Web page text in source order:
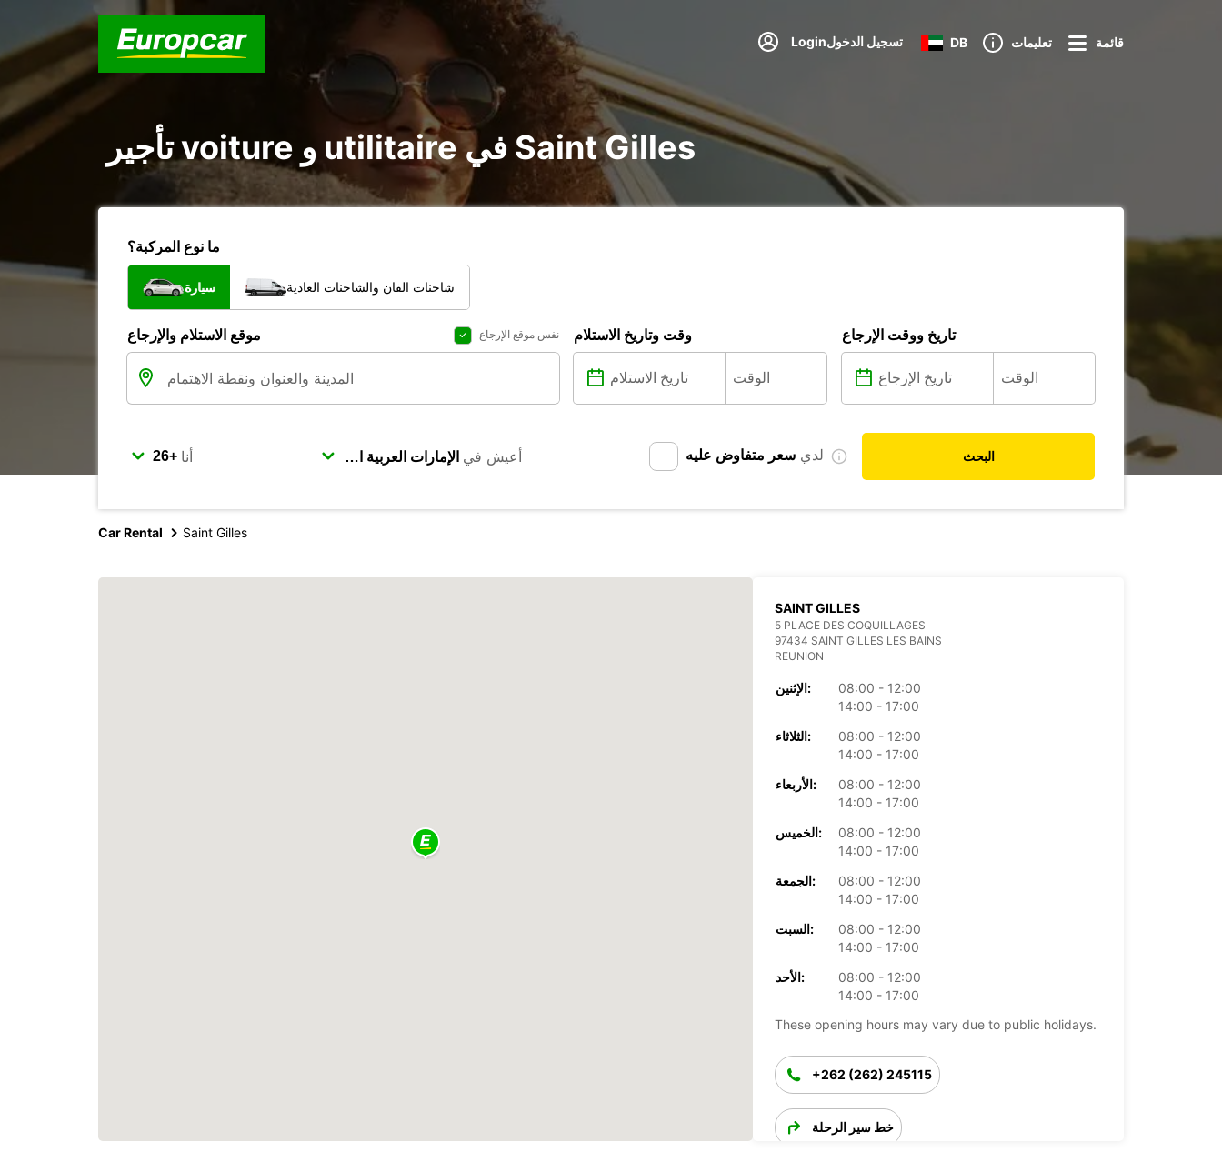
Loginتسجيل الدخول DB تعليمات قائمة
تأجير voiture و utilitaire في Saint Gilles
ما نوع المركبة؟
سيارة شاحنات الفان والشاحنات العادية
موقع الاستلام والإرجاع نفس موقع الإرجاع وقت وتاريخ الاستلام تاريخ ووقت الإرجاع
أنا أعيش في لدي سعر متفاوض عليه البحث
Car Rental Saint Gilles
SAINT GILLES
5 PLACE DES COQUILLAGES
97434 SAINT GILLES LES BAINS
REUNION
الإثنين:
08:00 - 12:00
14:00 - 17:00
الثلاثاء:
08:00 - 12:00
14:00 - 17:00
الأربعاء:
08:00 - 12:00
14:00 - 17:00
الخميس:
08:00 - 12:00
14:00 - 17:00
الجمعة:
08:00 - 12:00
14:00 - 17:00
السبت:
08:00 - 12:00
14:00 - 17:00
الأحد:
08:00 - 12:00
14:00 - 17:00
These opening hours may vary due to public holidays.
+262 (262) 245115
خط سير الرحلة